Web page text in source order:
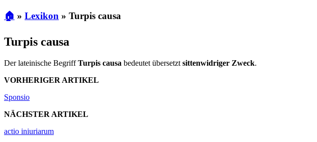
🏠 » Lexikon » Turpis causa
Turpis causa
Der lateinische BegriffTurpis causa bedeutet übersetzt sittenwidriger Zweck.
VORHERIGER ARTIKEL
Sponsio
NÄCHSTER ARTIKEL
actio iniuriarum